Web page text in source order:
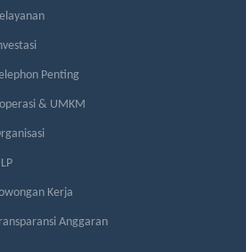
Penting
& UMKM
Kerja
Anggaran